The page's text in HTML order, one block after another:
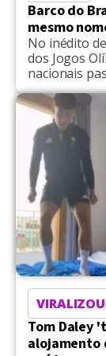
Barco do
mesmo
No inédito
dos Jogos
nacionais
detalhe
internautas.
maiores,
assunto por
[…]
Tom Daley
alojamento